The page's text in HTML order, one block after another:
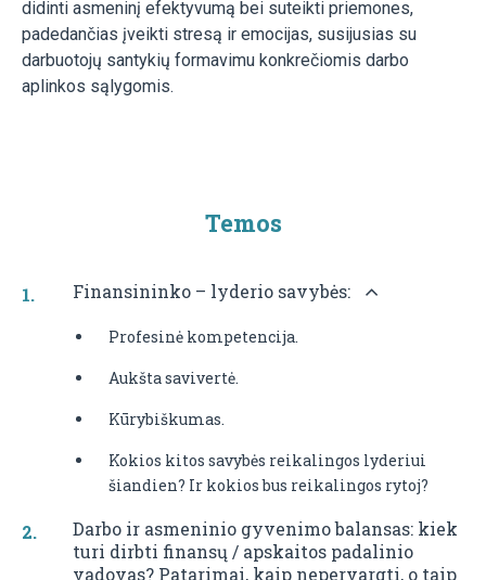
didinti asmeninį efektyvumą bei suteikti priemones,
padedančias įveikti stresą ir emocijas, susijusias su
darbuotojų santykių formavimu konkrečiomis darbo
aplinkos sąlygomis.
Temos
Finansininko – lyderio savybės:
Profesinė kompetencija.
Aukšta savivertė.
Kūrybiškumas.
Kokios kitos savybės reikalingos lyderiui
šiandien? Ir kokios bus reikalingos rytoj?
Darbo ir asmeninio gyvenimo balansas: kiek
turi dirbti finansų / apskaitos padalinio
vadovas? Patarimai, kaip nepervargti, o taip